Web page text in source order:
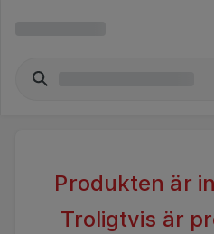
Produkten är
Troligtvis är